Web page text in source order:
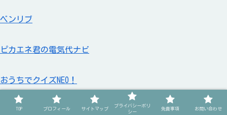
ベンリブ
ピカエネ君の電気代ナビ
おうちでクイズNEO！
冨岡先生のホームスクール選び
TOP プロフィール サイトマップ
プライバシーポリ
シー
免責事項 お問い合わせ